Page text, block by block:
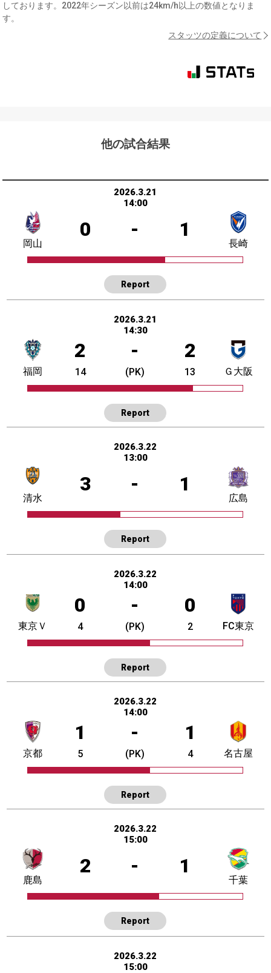
しております。2022年シーズン以前は24km/h以上の数値となりま
す。
スタッツの定義について
他の試合結果
2026.3.21
14:00
0 - 1
岡山 長崎
Report
2026.3.21
14:30
2 - 2
福岡 14 (PK) 13 Ｇ大阪
Report
2026.3.22
13:00
3 - 1
清水 広島
Report
2026.3.22
14:00
0 - 0
東京Ｖ 4 (PK) 2 FC東京
Report
2026.3.22
14:00
1 - 1
京都 5 (PK) 4 名古屋
Report
2026.3.22
15:00
2 - 1
鹿島 千葉
Report
2026.3.22
15:00